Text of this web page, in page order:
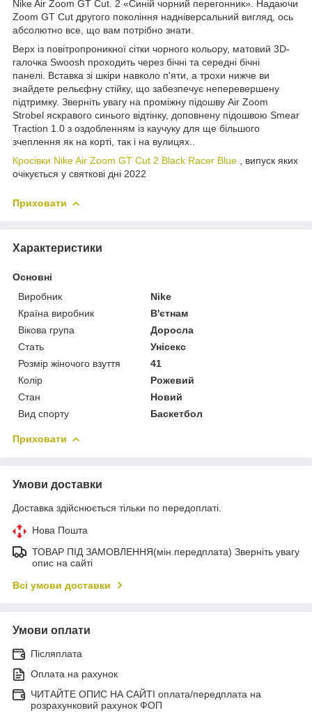
Nike Air Zoom GT Cut. 2 «Синій чорний перегонник». Надаючи
Zoom GT Cut другого покоління надніверсальний вигляд, ось
абсолютно все, що вам потрібно знати.
Верх із повітропроникної сітки чорного кольору, матовий 3D-
галочка Swoosh проходить через бічні та середні бічні
панелі. Вставка зі шкіри навколо п'яти, а трохи нижче ви
знайдете рельєфну стійку, що забезпечує неперевершену
підтримку. Зверніть увагу на проміжну підошву Air Zoom
Strobel яскравого синього відтінку, доповнену підошвою Smear
Traction 1.0 з оздобленням із каучуку для ще більшого
зчеплення як на корті, так і на вулицях..
Кросівки Nike Air Zoom GT Cut 2 Black Racer Blue , випуск яких
очікується у святкові дні 2022
Приховати
Характеристики
Основні
Виробник
Nike
Країна виробник
В'єтнам
Вікова група
Доросла
Стать
Унісекс
Розмір жіночого взуття
41
Колір
Рожевий
Стан
Новий
Вид спорту
Баскетбол
Приховати
Умови доставки
Доставка здійснюється тільки по передоплаті.
Нова Пошта
ТОВАР ПІД ЗАМОВЛЕННЯ(мін.передплата) Зверніть увагу
опис на сайті
Всі умови доставки
Умови оплати
Післяплата
Оплата на рахунок
ЧИТАЙТЕ ОПИС НА САЙТІ оплата/передплата на
розрахунковий рахунок ФОП